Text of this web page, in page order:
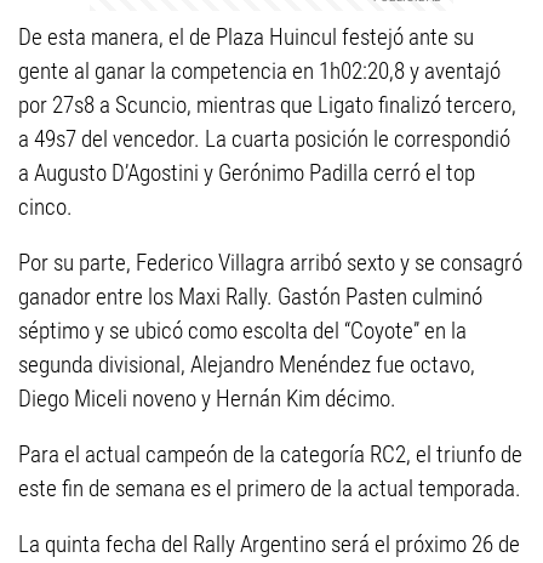
De esta manera, el de Plaza Huincul festejó ante su
gente al ganar la competencia en 1h02:20,8 y aventajó
por 27s8 a Scuncio, mientras que Ligato finalizó tercero,
a 49s7 del vencedor. La cuarta posición le correspondió
a Augusto D’Agostini y Gerónimo Padilla cerró el top
cinco.
Por su parte, Federico Villagra arribó sexto y se consagró
ganador entre los Maxi Rally. Gastón Pasten culminó
séptimo y se ubicó como escolta del “Coyote” en la
segunda divisional, Alejandro Menéndez fue octavo,
Diego Miceli noveno y Hernán Kim décimo.
Para el actual campeón de la categoría RC2, el triunfo de
este fin de semana es el primero de la actual temporada.
La quinta fecha del Rally Argentino será el próximo 26 de